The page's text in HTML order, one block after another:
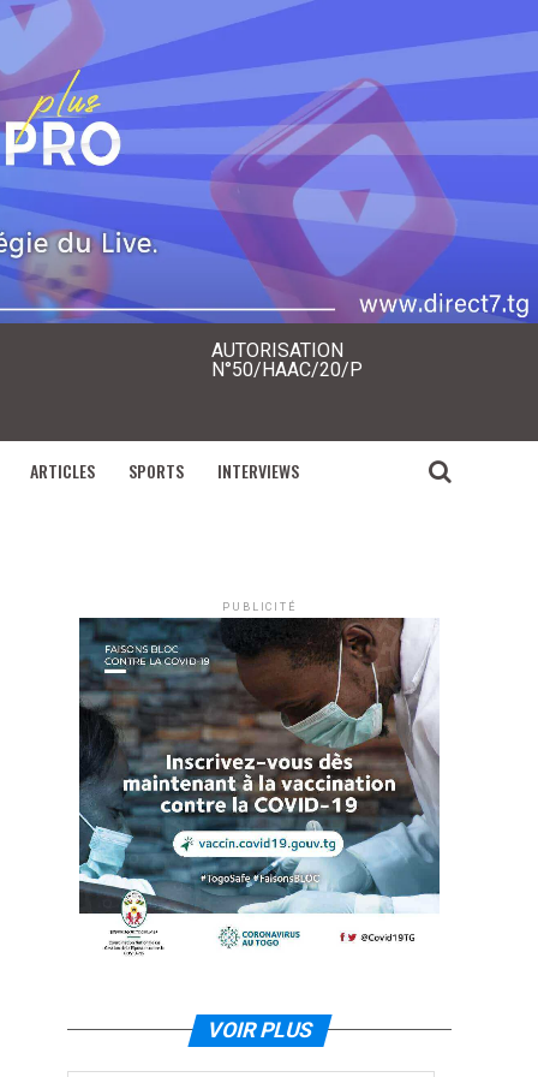
AUTORISATION
N°50/HAAC/20/P
ARTICLES SPORTS INTERVIEWS
PUBLICITÉ
VOIR PLUS